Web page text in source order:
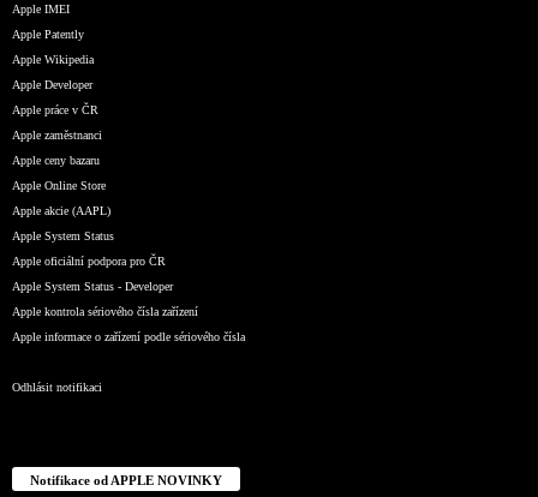
Apple IMEI
Apple Patently
Apple Wikipedia
Apple Developer
Apple práce v ČR
Apple zaměstnanci
Apple ceny bazaru
Apple Online Store
Apple akcie (AAPL)
Apple System Status
Apple oficiální podpora pro ČR
Apple System Status - Developer
Apple kontrola sériového čísla zařízení
Apple informace o zařízení podle sériového čísla
Odhlásit notifikaci
Notifikace od APPLE NOVINKY